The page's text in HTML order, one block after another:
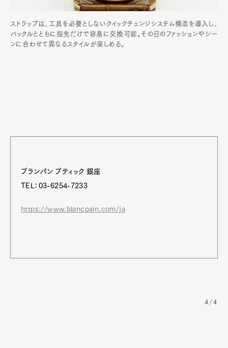
ストラップは、工具を必要としないクイックチェンジシステム構造を導入し、
バックルとともに指先だけで容易に交換可能。その日のファッションやシー
ンに合わせて異なるスタイルが楽しめる。
ブランパン ブティック 銀座
TEL：03-6254-7233
https://www.blancpain.com/ja
4/4